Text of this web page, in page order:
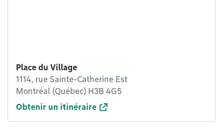
Place du Village
1114, rue Sainte-Catherine Est
Montréal (Québec) H3B 4G5
Obtenir un itinéraire